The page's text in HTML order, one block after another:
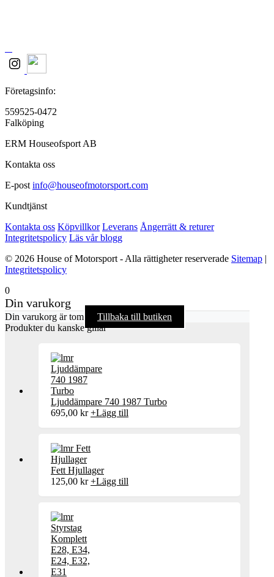
Företagsinfo:
559525-0472
Falköping
ERM Houseofsport AB
Kontakta oss
E-post info@houseofmotorsport.com
Kundtjänst
Kontakta oss Köpvillkor Leverans Ångerrätt & returer
Integritetspolicy Läs vår blogg
© 2026 House of Motorsport - Alla rättigheter reserverade Sitemap |
Integritetspolicy
0
Din varukorg
Din varukorg är tom
Tillbaka till butiken
Produkter du kanske gillar
Ljuddämpare 740 1987 Turbo
695,00 kr +Lägg till
Fett Hjullager
125,00 kr +Lägg till